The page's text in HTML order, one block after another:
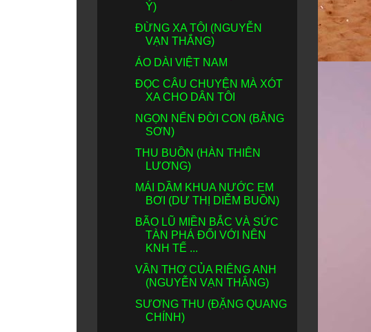
Ý)
ĐỪNG XA TÔI (NGUYỄN
VẠN THẮNG)
ÁO DÀI VIỆT NAM
ĐỌC CÂU CHUYỆN MÀ XÓT
XA CHO DÂN TÔI
NGỌN NẾN ĐỜI CON (BẰNG
SƠN)
THU BUỒN (HÀN THIÊN
LƯƠNG)
MÁI DẦM KHUA NƯỚC EM
BƠI (DƯ THỊ DIỄM BUỒN)
BÃO LŨ MIỀN BẮC VÀ SỨC
TÀN PHÁ ĐỐI VỚI NÊN
KNH TẾ ...
VẦN THƠ CỦA RIÊNG ANH
(NGUYỄN VẠN THẮNG)
SƯƠNG THU (ĐẶNG QUANG
CHÍNH)